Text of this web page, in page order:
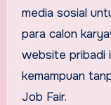
media sosial
para calon
website pribadi
kemampuan
Job Fair.